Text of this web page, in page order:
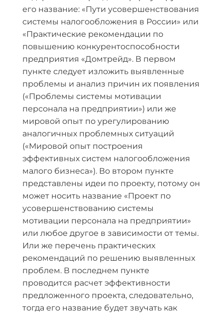
его название: «Пути усовершенствования
системы налогообложения в России» или
«Практические рекомендации по
повышению конкурентоспособности
предприятия «Домтрейд». В первом
пункте следует изложить выявленные
проблемы и анализ причин их появления
(«Проблемы системы мотивации
персонала на предприятии») или же
мировой опыт по урегулированию
аналогичных проблемных ситуаций
(«Мировой опыт построения
эффективных систем налогообложения
малого бизнеса»). Во втором пункте
представлены идеи по проекту, потому он
может носить название «Проект по
усовершенствованию системы
мотивации персонала на предприятии»
или любое другое в зависимости от темы.
Или же перечень практических
рекомендаций по решению выявленных
проблем. В последнем пункте
проводится расчет эффективности
предложенного проекта, следовательно,
тогда его название будет звучать как